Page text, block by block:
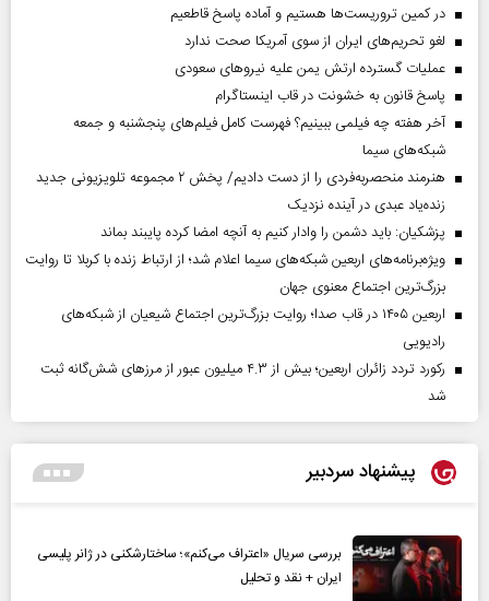
در کمین تروریست‌ها هستیم و آماده پاسخ قاطعیم
لغو تحریم‌های ایران از سوی آمریکا صحت ندارد
عملیات گسترده ارتش یمن علیه نیروهای سعودی
پاسخ قانون به خشونت در قاب اینستاگرام
آخر هفته چه فیلمی ببینیم؟ فهرست کامل فیلم‌های پنجشنبه و جمعه
شبکه‌های سیما
هنرمند منحصر‌به‌فردی را از دست دادیم/ پخش ۲ مجموعه تلویزیونی جدید
زنده‌یاد عبدی در آینده نزدیک
پزشکیان: باید دشمن را وادار کنیم به آنچه امضا کرده پایبند بماند
ویژه‌برنامه‌های اربعین شبکه‌های سیما اعلام شد؛ از ارتباط زنده با کربلا تا روایت
بزرگ‌ترین اجتماع معنوی جهان
اربعین ۱۴۰۵ در قاب صدا؛ روایت بزرگ‌ترین اجتماع شیعیان از شبکه‌های
رادیویی
رکورد تردد زائران اربعین؛ بیش از ۴.۳ میلیون عبور از مرزهای شش‌گانه ثبت
شد
پیشنهاد سردبیر
بررسی سریال «اعتراف می‌کنم»؛ ساختارشکنی در ژانر پلیسی
ایران + نقد و تحلیل